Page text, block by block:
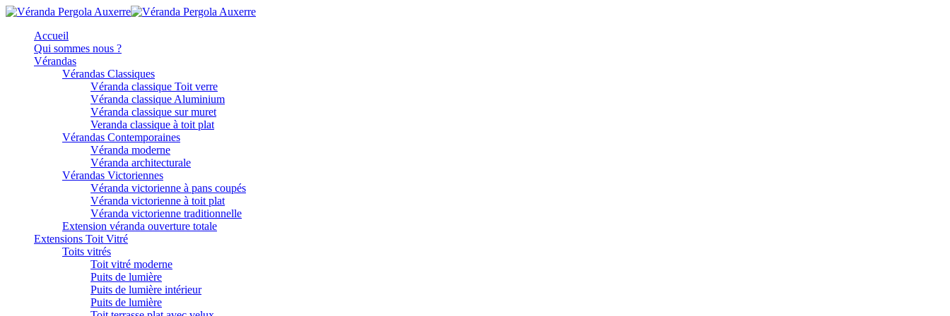
Accueil
Qui sommes nous ?
Vérandas
Vérandas Classiques
Véranda classique Toit verre
Véranda classique Aluminium
Véranda classique sur muret
Veranda classique à toit plat
Vérandas Contemporaines
Véranda moderne
Véranda architecturale
Vérandas Victoriennes
Véranda victorienne à pans coupés
Véranda victorienne à toit plat
Véranda victorienne traditionnelle
Extension véranda ouverture totale
Extensions Toit Vitré
Toits vitrés
Toit vitré moderne
Puits de lumière
Puits de lumière intérieur
Puits de lumière